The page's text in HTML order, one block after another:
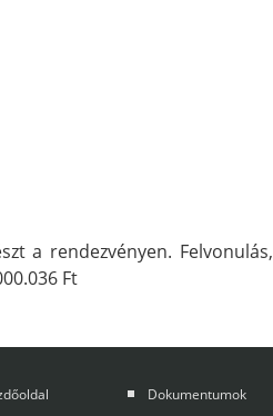
a rendezvényen. Felvonulás,
Ft
Dokumentumok